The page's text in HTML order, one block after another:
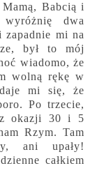
Babcią i
dwa
zapadnie mi na
był to mój
wiadomo, że
wolną rękę w
mi się, że
Po trzecie,
okazji 30 i 5
Rzym. Tam
ani upały!
całkiem